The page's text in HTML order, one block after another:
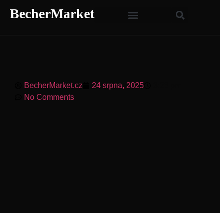
BecherMarket
BecherMarket.cz 24 srpna, 2025
No Comments